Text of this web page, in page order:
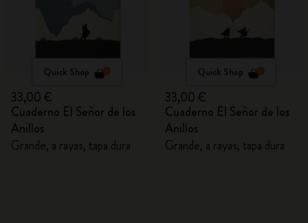
Quick Shop
33,00 €
Cuaderno El Señor de los
Anillos
Grande, a rayas, tapa dura
Quick Shop
33,00 €
Cuaderno El Señor de los
Anillos
Grande, a rayas, tapa dura